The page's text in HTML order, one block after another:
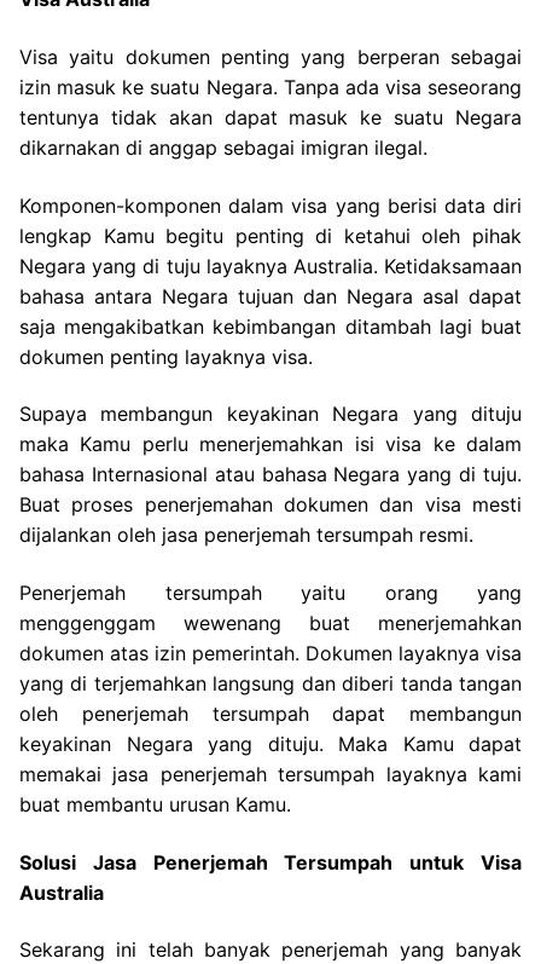
Visa yaitu dokumen penting yang berperan sebagai
izin masuk ke suatu Negara. Tanpa ada visa seseorang
tentunya tidak akan dapat masuk ke suatu Negara
dikarnakan di anggap sebagai imigran ilegal.
Komponen-komponen dalam visa yang berisi data diri
lengkap Kamu begitu penting di ketahui oleh pihak
Negara yang di tuju layaknya Australia. Ketidaksamaan
bahasa antara Negara tujuan dan Negara asal dapat
saja mengakibatkan kebimbangan ditambah lagi buat
dokumen penting layaknya visa.
Supaya membangun keyakinan Negara yang dituju
maka Kamu perlu menerjemahkan isi visa ke dalam
bahasa Internasional atau bahasa Negara yang di tuju.
Buat proses penerjemahan dokumen dan visa mesti
dijalankan oleh jasa penerjemah tersumpah resmi.
Penerjemah tersumpah yaitu orang yang
menggenggam wewenang buat menerjemahkan
dokumen atas izin pemerintah. Dokumen layaknya visa
yang di terjemahkan langsung dan diberi tanda tangan
oleh penerjemah tersumpah dapat membangun
keyakinan Negara yang dituju. Maka Kamu dapat
memakai jasa penerjemah tersumpah layaknya kami
buat membantu urusan Kamu.
Solusi Jasa Penerjemah Tersumpah untuk Visa
Australia
Sekarang ini telah banyak penerjemah yang banyak